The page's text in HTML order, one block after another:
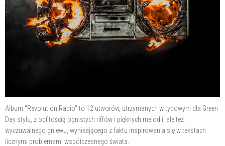
Album "Revolution Radio" to 12 utworów, utrzymanych w typowym dla Green
Day stylu, z obfitością ognistych riffów i pięknych melodii, ale też i
wyczuwalnego gniewu, wynikającego z faktu inspirowania się w tekstach
licznymi problemami współczesnego świata.